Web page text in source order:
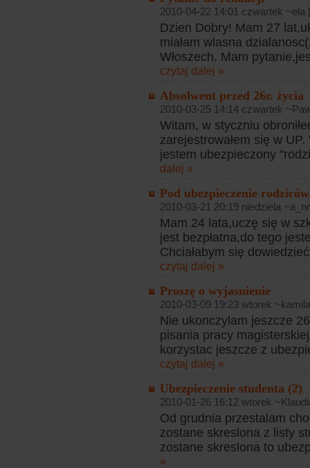
2010-04-22 14:01 czwartek ~ela
Dzien Dobry! Mam 27
miałam wlasna
Włoszech. Mam
czytaj dalej »
Absolwent przed 26r. życia
2010-03-25 14:14 czwartek
Witam, w styczniu
zarejestrowałem się w
jestem ubezpieczony
dalej »
Pod ubezpieczenie
2010-03-21 20:19 niedziela
Mam 24 lata,uczę się w
jest bezpłatna,do tego
Chciałabym się
czytaj dalej »
Proszę o wyjasnienie
2010-03-09 19:23 wtorek
Nie ukonczylam jeszcze
pisania pracy
korzystac jeszcze z
czytaj dalej »
Ubezpieczenie studenta (2)
2010-01-26 16:12 wtorek
Od grudnia przestalam
zostane skreslona z listy
zostane skreslona to
»